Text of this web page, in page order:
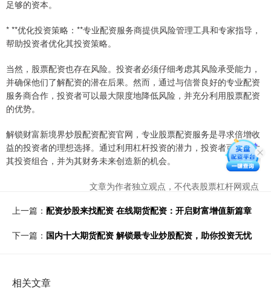
足够的资本。
* **优化投资策略：**专业配资服务商提供风险管理工具和专家指导，
帮助投资者优化其投资策略。
当然，股票配资也存在风险。投资者必须仔细考虑其风险承受能力，
并确保他们了解配资的潜在后果。然而，通过与信誉良好的专业配资
服务商合作，投资者可以最大限度地降低风险，并充分利用股票配资
的优势。
解锁财富新境界炒股配资配资官网，专业股票配资服务是寻求倍增收
益的投资者的理想选择。通过利用杠杆投资的潜力，投资者可以扩大
其投资组合，并为其财务未来创造新的机会。
文章为作者独立观点，不代表股票杠杆网观点
上一篇： 配资炒股来找配资 在线期货配资：开启财富增值新篇章
下一篇： 国内十大期货配资 解锁最专业炒股配资，助你投资无忧
相关文章